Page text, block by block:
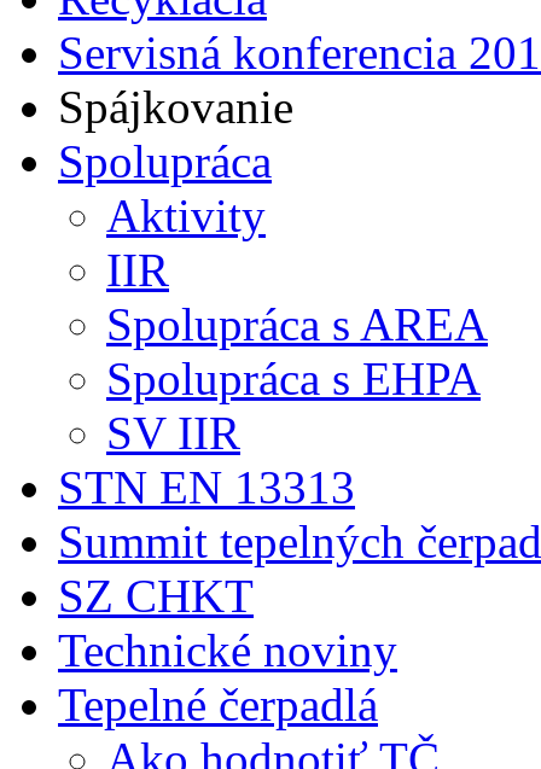
Servisná konferencia
Spájkovanie
Spolupráca
Aktivity
IIR
Spolupráca s AREA
Spolupráca s EHPA
SV IIR
STN EN 13313
Summit tepelných
SZ CHKT
Technické noviny
Tepelné čerpadlá
Ako hodnotiť TČ